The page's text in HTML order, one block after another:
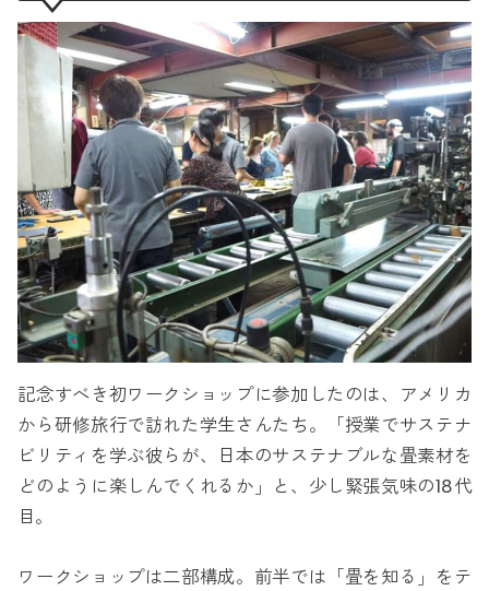
記念すべき初ワークショップに参加したのは、アメリカ
から研修旅行で訪れた学生さんたち。「授業でサステナ
ビリティを学ぶ彼らが、日本のサステナブルな畳素材を
どのように楽しんでくれるか」と、少し緊張気味の18代
目。
ワークショップは二部構成。前半では「畳を知る」をテ